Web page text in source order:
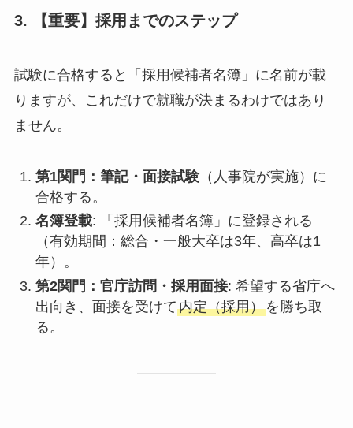
3. 【重要】採用までのステップ
試験に合格すると「採用候補者名簿」に名前が載
りますが、これだけで就職が決まるわけではあり
ません。
第1関門：筆記・面接試験（人事院が実施）に
合格する。
名簿登載: 「採用候補者名簿」に登録される
（有効期間：総合・一般大卒は3年、高卒は1
年）。
第2関門：官庁訪問・採用面接: 希望する省庁へ
出向き、面接を受けて内定（採用）を勝ち取
る。